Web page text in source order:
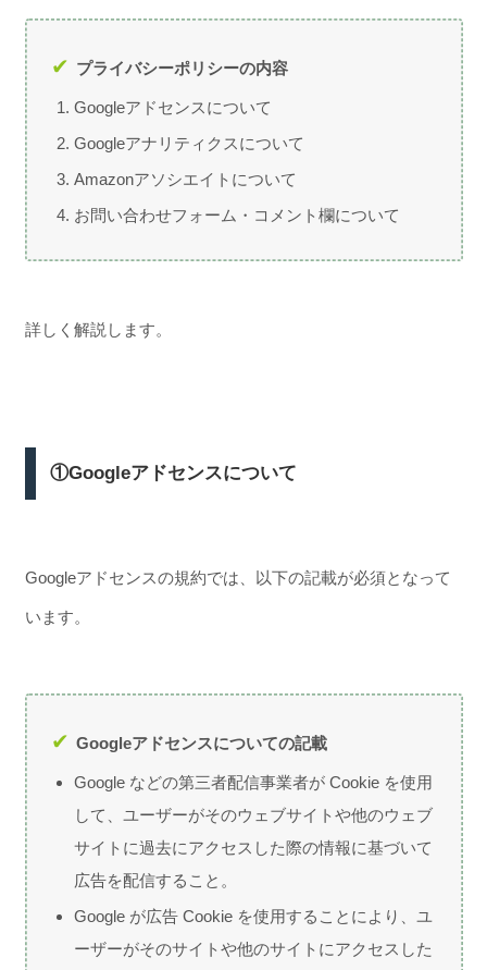
プライバシーポリシーの内容
Googleアドセンスについて
Googleアナリティクスについて
Amazonアソシエイトについて
お問い合わせフォーム・コメント欄について
詳しく解説します。
①Googleアドセンスについて
Googleアドセンスの規約では、以下の記載が必須となって
います。
Googleアドセンスについての記載
Google などの第三者配信事業者が Cookie を使用
して、ユーザーがそのウェブサイトや他のウェブ
サイトに過去にアクセスした際の情報に基づいて
広告を配信すること。
Google が広告 Cookie を使用することにより、ユ
ーザーがそのサイトや他のサイトにアクセスした